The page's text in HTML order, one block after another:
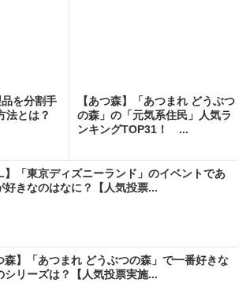
を分割手
法とは？
【あつ森】「あつまれ どうぶつ
の森」の「元気系住民」人気ラ
ンキングTOP31！ ...
】「東京ディズニーランド」のイベントであ
好きなのはなに？【人気投票...
森】「あつまれ どうぶつの森」で一番好きな
シリーズは？【人気投票実施...